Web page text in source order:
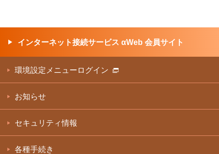
インターネット接続サービス αWeb 会員サイト
環境設定メニューログイン
お知らせ
セキュリティ情報
各種手続き